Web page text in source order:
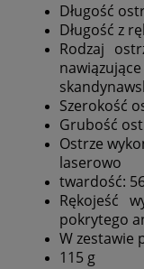
Długość
Długość z
Rodzaj
Szerokość
Grubość
Ostrze
laserowo
twardość:
Rękojeść
pokrytego
W zestawie
115 g